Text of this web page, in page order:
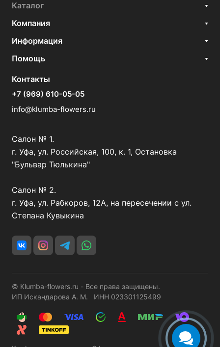
Каталог
Компания
Информация
Помощь
Контакты
+7 (969) 610-05-05
info@klumba-flowers.ru
Салон № 1.
г. Уфа, ул. Российская, 100, к. 1, Остановка
"Бульвар Тюлькина"
Салон № 2.
г. Уфа, ул. Рабкоров, 12А, на пересечении с ул.
Степана Кувыкина
© Klumba-flowers.ru - Все права защищены.
ИП Искандарова А. М. ИНН 023301125499